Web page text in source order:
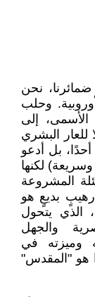
نحن
وحلب
إلى
البشري
بل أدعو
لكنها
المشروعة
بديعٍ هو
الذي يتحول
والجهل
وميزته في
هو "المقدس"